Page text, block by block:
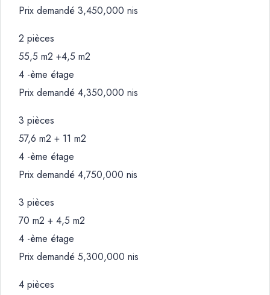
Prix demandé 3,450,000 nis
2 pièces
55,5 m2 +4,5 m2
4 -ème étage
Prix demandé 4,350,000 nis
3 pièces
57,6 m2 + 11 m2
4 -ème étage
Prix demandé 4,750,000 nis
3 pièces
70 m2 + 4,5 m2
4 -ème étage
Prix demandé 5,300,000 nis
4 pièces